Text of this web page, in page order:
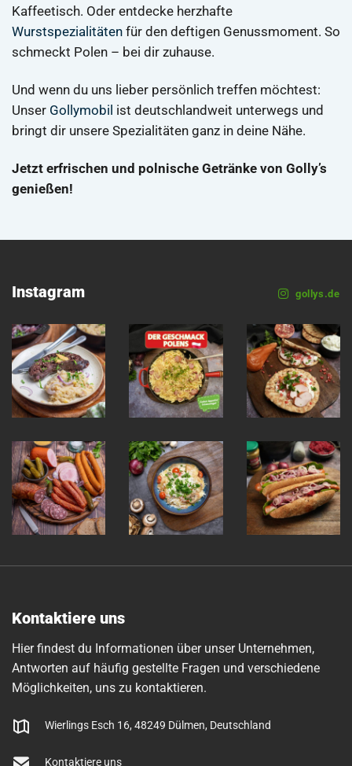
Kaffeetisch. Oder entdecke herzhafte
Wurstspezialitäten für den deftigen Genussmoment. So
schmeckt Polen – bei dir zuhause.
Und wenn du uns lieber persönlich treffen möchtest:
Unser Gollymobil ist deutschlandweit unterwegs und
bringt dir unsere Spezialitäten ganz in deine Nähe.
Jetzt erfrischen und polnische Getränke von Golly’s
genießen!
Instagram gollys.de
Kontaktiere uns
Hier findest du Informationen über unser Unternehmen,
Antworten auf häufig gestellte Fragen und verschiedene
Möglichkeiten, uns zu kontaktieren.
Wierlings Esch 16, 48249 Dülmen, Deutschland
Kontaktiere uns